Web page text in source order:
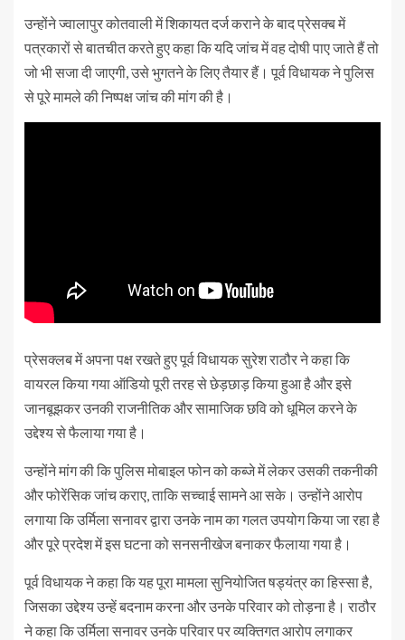
उन्होंने ज्वालापुर कोतवाली में शिकायत दर्ज कराने के बाद प्रेसक्ब में
पत्रकारों से बातचीत करते हुए कहा कि यदि जांच में वह दोषी पाए जाते हैं तो
जो भी सजा दी जाएगी, उसे भुगतने के लिए तैयार हैं। पूर्व विधायक ने पुलिस
से पूरे मामले की निष्पक्ष जांच की मांग की है।
प्रेसक्लब में अपना पक्ष रखते हुए पूर्व विधायक सुरेश राठौर ने कहा कि
वायरल किया गया ऑडियो पूरी तरह से छेड़छाड़ किया हुआ है और इसे
जानबूझकर उनकी राजनीतिक और सामाजिक छवि को धूमिल करने के
उद्देश्य से फैलाया गया है।
उन्होंने मांग की कि पुलिस मोबाइल फोन को कब्जे में लेकर उसकी तकनीकी
और फोरेंसिक जांच कराए, ताकि सच्चाई सामने आ सके। उन्होंने आरोप
लगाया कि उर्मिला सनावर द्वारा उनके नाम का गलत उपयोग किया जा रहा है
और पूरे प्रदेश में इस घटना को सनसनीखेज बनाकर फैलाया गया है।
पूर्व विधायक ने कहा कि यह पूरा मामला सुनियोजित षड्यंत्र का हिस्सा है,
जिसका उद्देश्य उन्हें बदनाम करना और उनके परिवार को तोड़ना है। राठौर
ने कहा कि उर्मिला सनावर उनके परिवार पर व्यक्तिगत आरोप लगाकर